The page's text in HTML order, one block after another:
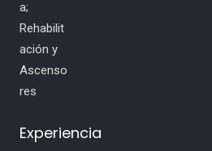
Experiencia